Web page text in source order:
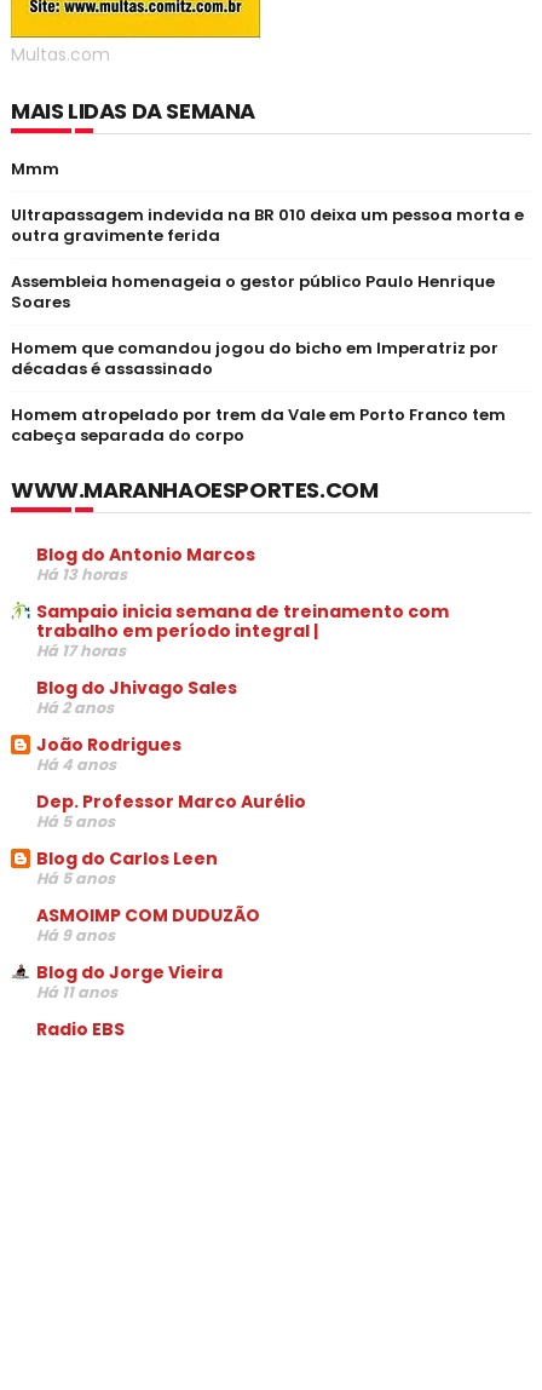
Multas.com
MAIS LIDAS DA SEMANA
Mmm
Ultrapassagem indevida na BR 010 deixa um pessoa morta e
outra gravimente ferida
Assembleia homenageia o gestor público Paulo Henrique
Soares
Homem que comandou jogou do bicho em Imperatriz por
décadas é assassinado
Homem atropelado por trem da Vale em Porto Franco tem
cabeça separada do corpo
WWW.MARANHAOESPORTES.COM
Blog do Antonio Marcos
Há 13 horas
Sampaio inicia semana de treinamento com
trabalho em período integral |
Há 17 horas
Blog do Jhivago Sales
Há 2 anos
João Rodrigues
Há 4 anos
Dep. Professor Marco Aurélio
Há 5 anos
Blog do Carlos Leen
Há 5 anos
ASMOIMP COM DUDUZÃO
Há 9 anos
Blog do Jorge Vieira
Há 11 anos
Radio EBS